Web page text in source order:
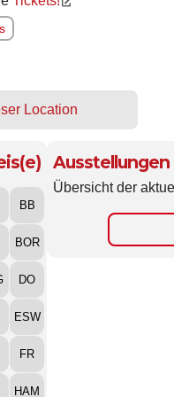
Location
BB
BOR
DO
ESW
FR
HAM
Übersicht der